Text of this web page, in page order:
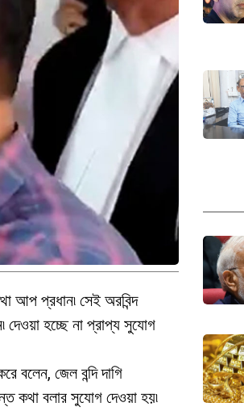
আপ প্রধান৷ সেই অরবিন্দ
হচ্ছে না প্রাপ্য সুযোগ
বলেন, জেল বন্দি দাগি
কথা বলার সুযোগ দেওয়া হয়৷